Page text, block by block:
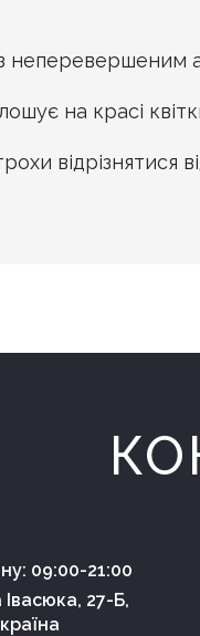
на красі
відрізнятися
09:00-21:00
27-Б,